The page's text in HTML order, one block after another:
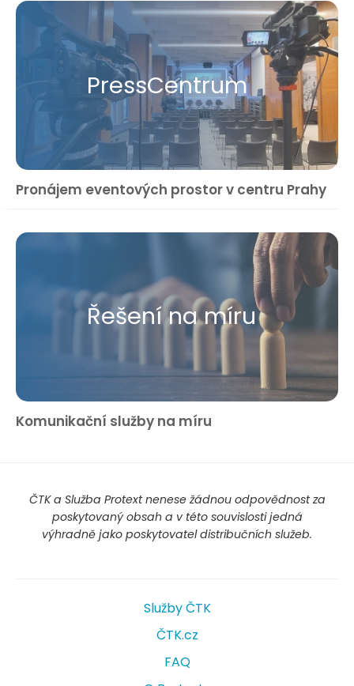
Press​Centrum
Pronájem eventových prostor v centru Prahy
Řešení na míru
Komunikační služby na míru
ČTK a Služba Protext nenese žádnou odpovědnost za
poskytovaný obsah a v této souvislosti jedná
výhradně jako poskytovatel distribučních služeb.
Služby ČTK
ČTK.cz
FAQ